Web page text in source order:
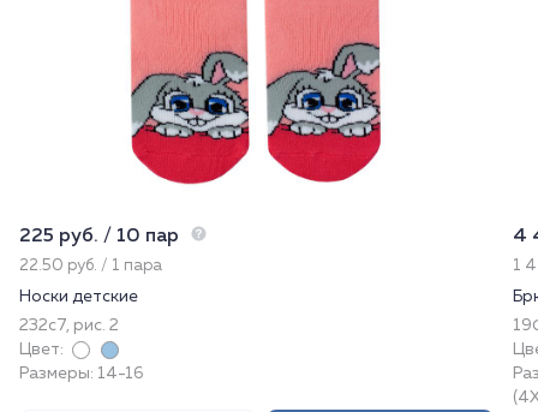
225 руб. / 10 пар
22.50 руб. / 1 пара
Носки детские
232с7, рис. 2
Цвет:
Размеры: 14-16
4
1